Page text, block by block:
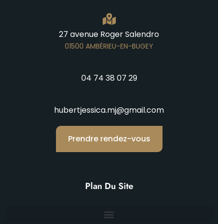
27 avenue Roger Salendro
01500 AMBÉRIEU-EN-BUGEY
04 74 38 07 29
hubertjessica.mj@gmail.com
Prendre rendez-vous
Plan Du Site